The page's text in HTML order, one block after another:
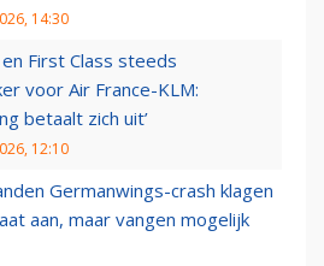
14:30
First Class steeds
voor Air France-KLM:
betaalt zich uit’
12:10
Germanwings-crash klagen
aan, maar vangen mogelijk